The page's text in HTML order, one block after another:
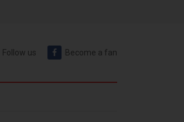
Follow us Become a fan